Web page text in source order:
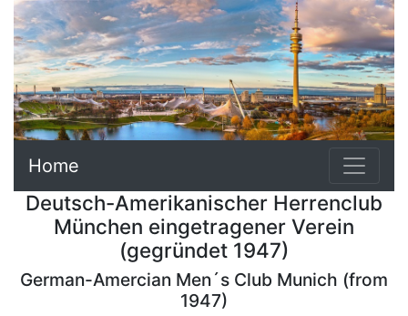
Home
Deutsch-Amerikanischer Herrenclub
München eingetragener Verein
(gegründet 1947)
German-Amercian Men´s Club Munich (from
1947)